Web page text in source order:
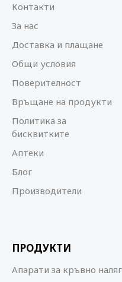
Контакти
За нас
Доставка и плащане
Общи условия
Поверителност
Връщане на продукти
Политика за
бисквитките
Аптеки
Блог
Производители
ПРОДУКТИ
Апарати за кръвно